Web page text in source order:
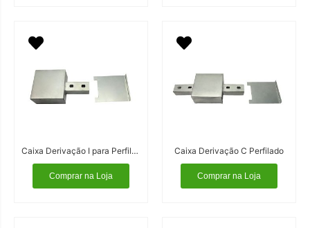
Caixa Derivação I para Perfilado
Comprar na Loja
Caixa Derivação C Perfilado
Comprar na Loja